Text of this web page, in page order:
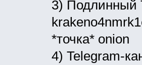
3) Подлинный
*точка* onion
4) Telegram-